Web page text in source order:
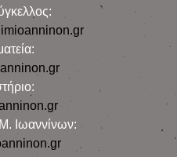
Ιωαννίνων: